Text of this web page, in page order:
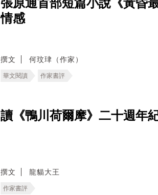
張原通首部短篇小說《黃昏
情感
撰文 何玟珒（作家）
華文閱讀 作家書評
讀《鴨川荷爾摩》二十週年
撰文 龍貓大王
作家書評